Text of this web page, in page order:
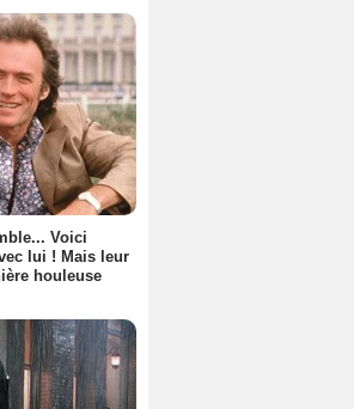
Voici
lui ! Mais leur
houleuse